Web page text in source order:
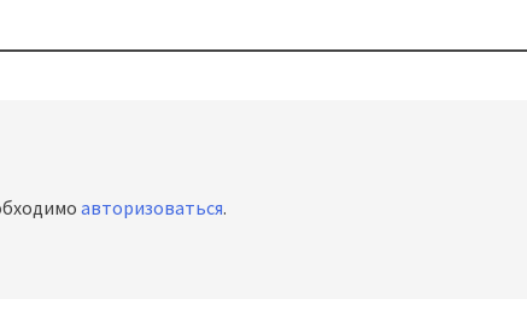
авторизоваться.